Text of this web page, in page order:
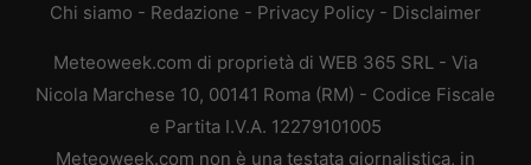
Chi siamo - Redazione - Privacy Policy - Disclaimer
Meteoweek.com di proprietà di WEB 365 SRL - Via
Nicola Marchese 10, 00141 Roma (RM) - Codice Fiscale
e Partita I.V.A. 12279101005
Meteoweek.com non è una testata giornalistica, in